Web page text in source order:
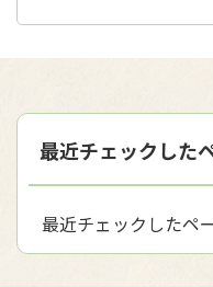
最近チェックした
最近チェックしたペ